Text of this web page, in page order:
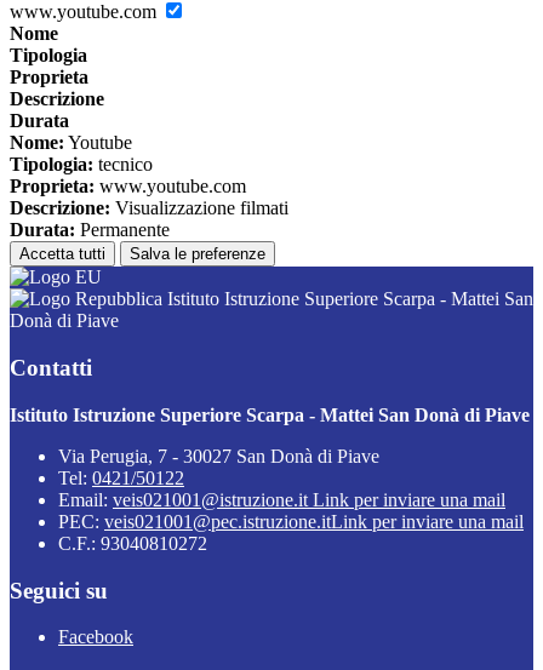
www.youtube.com
Nome
Tipologia
Proprieta
Descrizione
Durata
Nome: Youtube
Tipologia: tecnico
Proprieta: www.youtube.com
Descrizione: Visualizzazione filmati
Durata: Permanente
Accetta tutti Salva le preferenze
Istituto Istruzione Superiore Scarpa - Mattei San
Donà di Piave
Contatti
Istituto Istruzione Superiore Scarpa - Mattei San Donà di Piave
Via Perugia, 7 - 30027 San Donà di Piave
Tel: 0421/50122
Email: veis021001@istruzione.it Link per inviare una mail
PEC: veis021001@pec.istruzione.itLink per inviare una mail
C.F.: 93040810272
Seguici su
Facebook